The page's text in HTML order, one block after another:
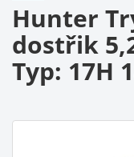
Hunter
dostřik
Typ: 17H